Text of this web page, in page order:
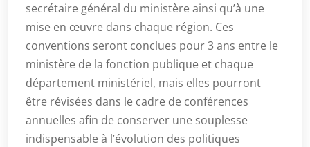
secrétaire général du ministère ainsi qu’à une
mise en œuvre dans chaque région. Ces
conventions seront conclues pour 3 ans entre le
ministère de la fonction publique et chaque
département ministériel, mais elles pourront
être révisées dans le cadre de conférences
annuelles afin de conserver une souplesse
indispensable à l’évolution des politiques